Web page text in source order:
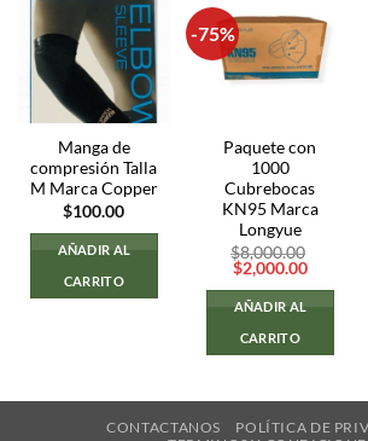
Manga de
compresión Talla
M Marca Copper
$100.00
AÑADIR AL
CARRITO
-75%
Paquete con
1000
Cubrebocas
KN95 Marca
Longyue
$8,000.00
El
precio
original
era:
$8,000.00.
$2,000.00El
es:
AÑADIR AL
CARRITO
CONTACTANOS
POLÍTICA DE